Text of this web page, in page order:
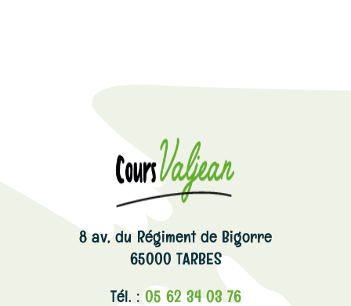
8 av, du Régiment de Bigorre
65000 TARBES
Tél. : 05 62 34 03 76